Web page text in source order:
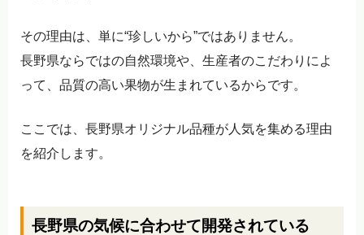
その理由は、単に“珍しいから”ではありません。
長野県ならではの自然環境や、生産者のこだわりによ
って、品質の高い果物が生まれているからです。
ここでは、長野県オリジナル品種が人気を集める理由
を紹介します。
長野県の気候に合わせて開発されている